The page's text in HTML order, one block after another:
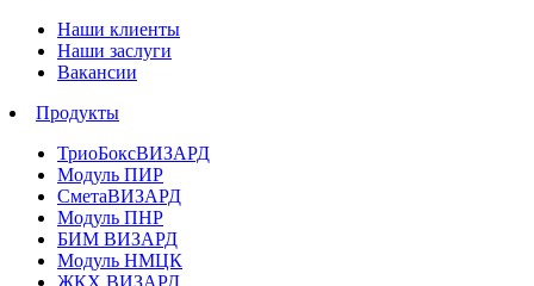
Наши клиенты
Наши заслуги
Вакансии
Продукты
ТриоБоксВИЗАРД
Модуль ПИР
СметаВИЗАРД
Модуль ПНР
БИМ ВИЗАРД
Модуль НМЦК
ЖКХ ВИЗАРД